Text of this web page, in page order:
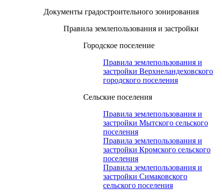
Документы градостроительного зонирования
Правила землепользования и застройки
Городское поселение
Правила землепользования и
застройки Верхнеландеховского
городского поселения
Сельские поселения
Правила землепользования и
застройки Мытского сельского
поселения
Правила землепользования и
застройки Кромского сельского
поселения
Правила землепользования и
застройки Симаковского
сельского поселения